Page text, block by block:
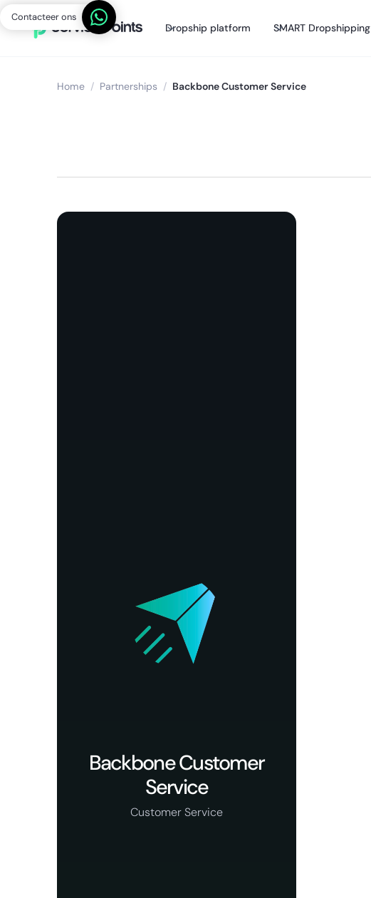
Contacteer ons
Dropship platform SMART Dropshipping
Home / Partnerships / Backbone Customer Service
Backbone Customer
Service
Customer Service